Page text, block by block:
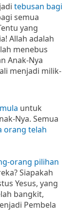
tebusan bagi
semua
yang
Allah adalah
menebus
Anak-Nya
menjadi milik-
untuk
Nya. Semua
orang telah
orang pilihan
Siapakah
Yesus, yang
bangkit,
Pembela